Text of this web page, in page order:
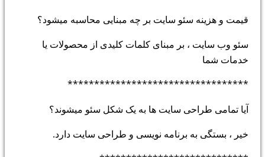
قیمت و هزینه سئو سایت بر چه مبنایی محاسبه میشود؟
سئو وب سایت ، بر مبنای کلمات کلیدی از محصولات یا
خدمات شما
**********************************
آیا تمامی طراحی سایت ها به یک شکل سئو میشوند؟
خیر ، بستگی به برنامه نویسی و طراحی سایت دارد.